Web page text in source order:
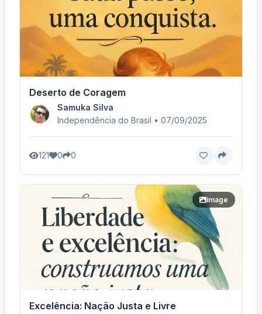
Deserto de Coragem
Samuka Silva
Independência do Brasil • 07/09/2025
121 0 0
image
Excelência: Nação Justa e Livre